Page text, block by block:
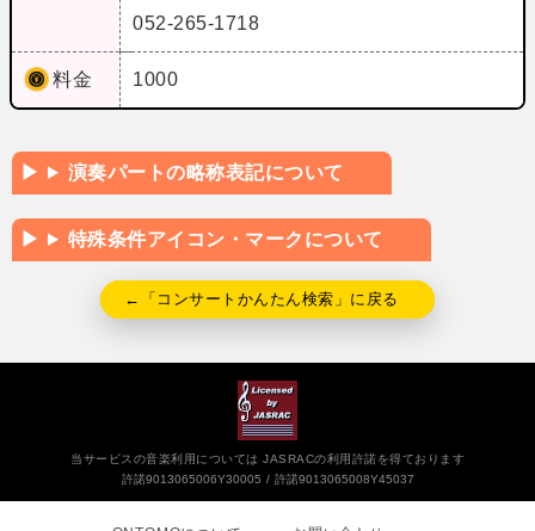
052-265-1718
料金 1000
演奏パートの略称表記について
特殊条件アイコン・マークについて
←「コンサートかんたん検索」に戻る
当サービスの音楽利用については JASRACの利用許諾を得ております
許諾9013065006Y30005
許諾9013065008Y45037